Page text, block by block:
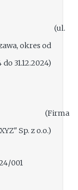
(ul.
okres od
do 31.12.2024)
(Firma
Sp. z o.o.)
001